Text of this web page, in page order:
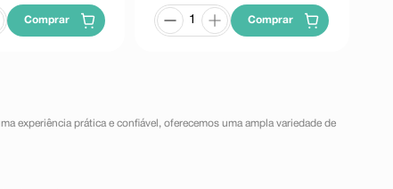
Comprar Comprar
experiência prática e confiável, oferecemos uma ampla variedade de